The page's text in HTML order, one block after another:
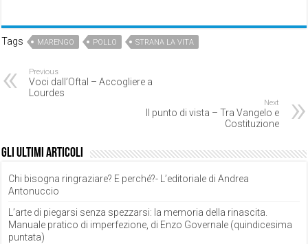
Tags MARENGO POLLO STRANA LA VITA
Previous
Voci dall’Oftal – Accogliere a
Lourdes
Next
Il punto di vista – Tra Vangelo e
Costituzione
Gli ultimi articoli
Chi bisogna ringraziare? E perché?- L’editoriale di Andrea
Antonuccio
L’arte di piegarsi senza spezzarsi: la memoria della rinascita.
Manuale pratico di imperfezione, di Enzo Governale (quindicesima
puntata)